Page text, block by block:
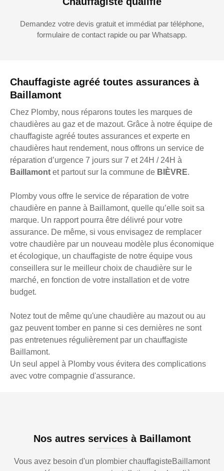
Chauffagiste agréé toutes assurances à
Baillamont
Chez Plomby, nous réparons toutes les marques de
chaudières au gaz et de mazout. Grâce à notre équipe de
chauffagiste agréé toutes assurances et experte en
chaudières haut rendement, nous offrons un service de
réparation d’urgence 7 jours sur 7 et 24H / 24H à
Baillamont et partout sur la commune de BIÈVRE.
Plomby vous offre le service de réparation de votre
chaudière en panne à Baillamont, quelle qu’elle soit sa
marque. Un rapport pourra être délivré pour votre
assurance. De même, si vous envisagez de remplacer
votre chaudière par un nouveau modèle plus économique
et écologique, un chauffagiste de notre équipe vous
conseillera sur le meilleur choix de chaudière sur le
marché, en fonction de votre installation et de votre
budget.
Notez tout de même qu'une chaudière au mazout ou au
gaz peuvent tomber en panne si ces dernières ne sont
pas entretenues régulièrement par un chauffagiste
Baillamont.
Un seul appel à Plomby vous évitera des complications
avec votre compagnie d'assurance.
Demandez votre devis gratuit et immédiat par téléphone,
formulaire de contact rapide ou par Whatsapp.
Nos autres services à Baillamont
Vous avez besoin d'un plombier chauffagisteBaillamont